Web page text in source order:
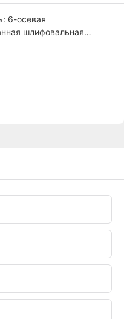
6-осевая
шлифовальная